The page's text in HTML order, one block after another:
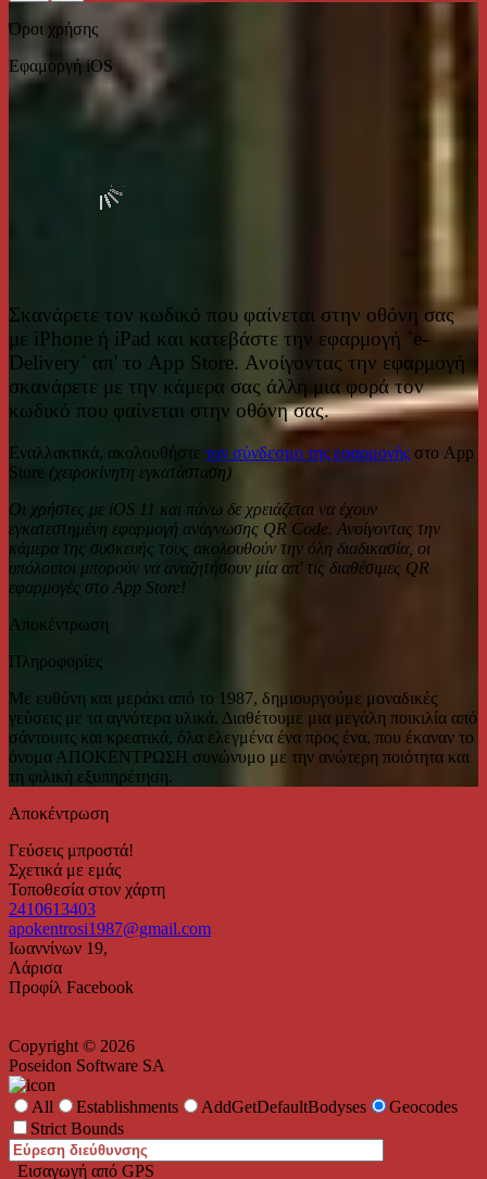
Όροι χρήσης
Εφαμοργή iOS
Σκανάρετε τον κωδικό που φαίνεται στην οθόνη σας
με iPhone ή iPad και κατεβάστε την εφαρμογή `e-
Delivery` απ' το App Store. Ανοίγοντας την εφαρμογή
σκανάρετε με την κάμερα σας άλλη μια φορά τον
κωδικό που φαίνεται στην οθόνη σας.
Εναλλακτικά, ακολουθήστε τον σύνδεσμο της εφαρμογής στο App
Store (χειροκίνητη εγκατάσταση)
Οι χρήστες με iOS 11 και πάνω δε χρειάζεται να έχουν
εγκατεστημένη εφαρμογή ανάγνωσης QR Code. Ανοίγοντας την
κάμερα της συσκευής τους ακολουθούν την όλη διαδικασία, οι
υπόλοιποι μπορούν να αναζητήσουν μία απ' τις διαθέσιμες QR
εφαρμογές στο App Store!
Αποκέντρωση
Πληροφορίες
Με ευθύνη και μεράκι από το 1987, δημιουργούμε μοναδικές
γεύσεις με τα αγνότερα υλικά. Διαθέτουμε μια μεγάλη ποικιλία από
σάντουιτς και κρεατικά, όλα ελεγμένα ένα προς ένα, που έκαναν το
όνομα ΑΠΟΚΕΝΤΡΩΣΗ συνώνυμο με την ανώτερη ποιότητα και
τη φιλική εξυπηρέτηση.
Αποκέντρωση
Γεύσεις μπροστά!
Σχετικά με εμάς
Τοποθεσία στον χάρτη
2410613403
apokentrosi1987@gmail.com
Ιωαννίνων 19,
Λάρισα
Προφίλ Facebook
Copyright © 2026
Poseidon Software SA
All Establishments AddGetDefaultBodyses
Geocodes
Strict Bounds
Εισαγωγή από GPS